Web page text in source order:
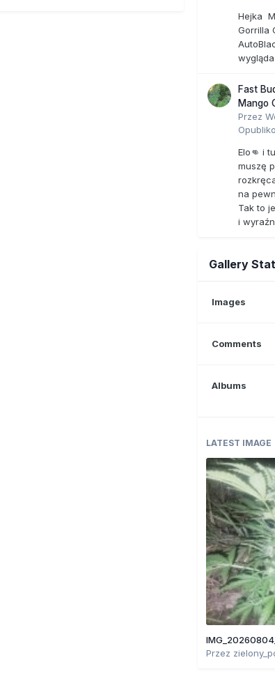
Hejka
Gorrilla
Fast
Mango
Przez
Elo👊 i
muszę
na
Tak to
i
Gallery
Images
Comments
Albums
LATEST IMAGE
Przez